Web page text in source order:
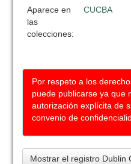
Aparece en
las
colecciones:
CUCBA
Por respeto a los
puede publicarse ya que
autorización explícita de
convenio de
Mostrar el registro Dublin